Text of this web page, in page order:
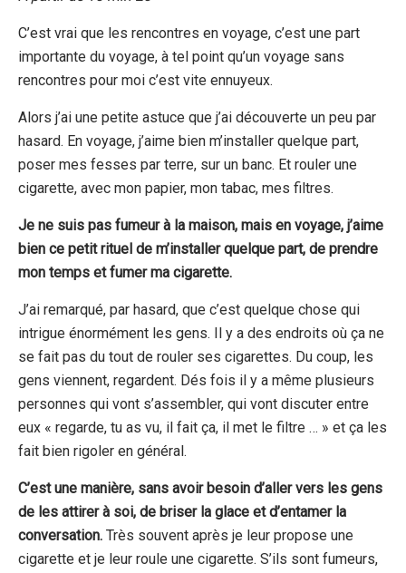
C’est vrai que les rencontres en voyage, c’est une part
importante du voyage, à tel point qu’un voyage sans
rencontres pour moi c’est vite ennuyeux.
Alors j’ai une petite astuce que j’ai découverte un peu par
hasard. En voyage, j’aime bien m’installer quelque part,
poser mes fesses par terre, sur un banc. Et rouler une
cigarette, avec mon papier, mon tabac, mes filtres.
Je ne suis pas fumeur à la maison, mais en voyage, j’aime
bien ce petit rituel de m’installer quelque part, de prendre
mon temps et fumer ma cigarette.
J’ai remarqué, par hasard, que c’est quelque chose qui
intrigue énormément les gens. Il y a des endroits où ça ne
se fait pas du tout de rouler ses cigarettes. Du coup, les
gens viennent, regardent. Dés fois il y a même plusieurs
personnes qui vont s’assembler, qui vont discuter entre
eux « regarde, tu as vu, il fait ça, il met le filtre … » et ça les
fait bien rigoler en général.
C’est une manière, sans avoir besoin d’aller vers les gens
de les attirer à soi, de briser la glace et d’entamer la
conversation. Très souvent après je leur propose une
cigarette et je leur roule une cigarette. S’ils sont fumeurs,